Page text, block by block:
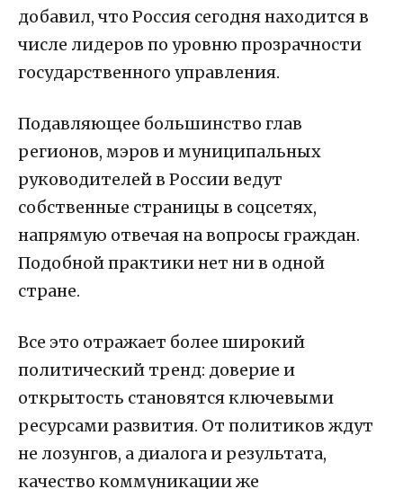
добавил, что Россия сегодня находится в
числе лидеров по уровню прозрачности
государственного управления.
Подавляющее большинство глав
регионов, мэров и муниципальных
руководителей в России ведут
собственные страницы в соцсетях,
напрямую отвечая на вопросы граждан.
Подобной практики нет ни в одной
стране.
Все это отражает более широкий
политический тренд: доверие и
открытость становятся ключевыми
ресурсами развития. От политиков ждут
не лозунгов, а диалога и результата,
качество коммуникации же